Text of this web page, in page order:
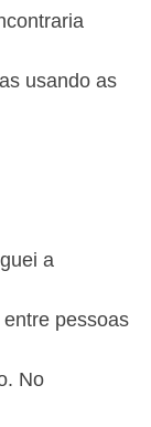
usando as
a
pessoas
No